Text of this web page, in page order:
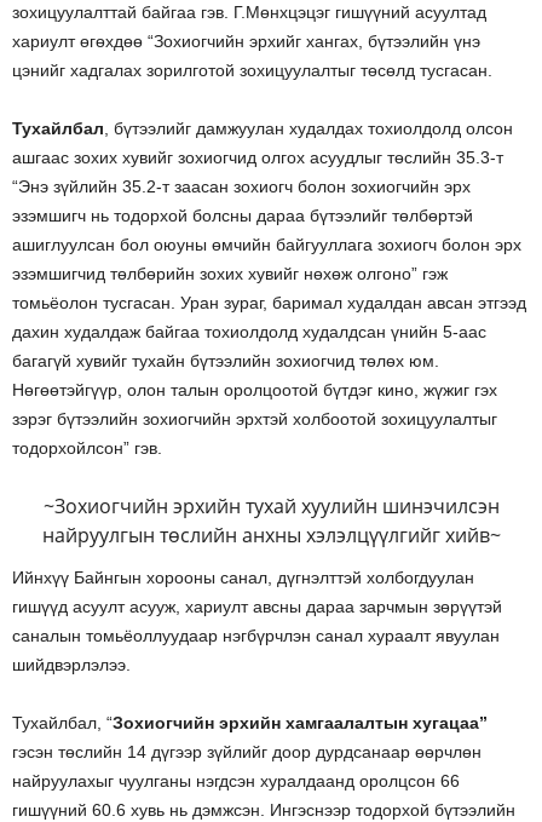
зохицуулалттай байгаа гэв. Г.Мөнхцэцэг гишүүний асуултад
хариулт өгөхдөө “Зохиогчийн эрхийг хангах, бүтээлийн үнэ
цэнийг хадгалах зорилготой зохицуулалтыг төсөлд тусгасан.
Тухайлбал , бүтээлийг дамжуулан худалдах тохиолдолд олсон
ашгаас зохих хувийг зохиогчид олгох асуудлыг төслийн 35.3-т
“Энэ зүйлийн 35.2-т заасан зохиогч болон зохиогчийн эрх
эзэмшигч нь тодорхой болсны дараа бүтээлийг төлбөртэй
ашиглуулсан бол оюуны өмчийн байгууллага зохиогч болон эрх
эзэмшигчид төлбөрийн зохих хувийг нөхөж олгоно” гэж
томьёолон тусгасан. Уран зураг, баримал худалдан авсан этгээд
дахин худалдаж байгаа тохиолдолд худалдсан үнийн 5-аас
багагүй хувийг тухайн бүтээлийн зохиогчид төлөх юм.
Нөгөөтэйгүүр, олон талын оролцоотой бүтдэг кино, жүжиг гэх
зэрэг бүтээлийн зохиогчийн эрхтэй холбоотой зохицуулалтыг
тодорхойлсон” гэв.
~Зохиогчийн эрхийн тухай хуулийн шинэчилсэн
найруулгын төслийн анхны хэлэлцүүлгийг хийв~
Ийнхүү Байнгын хорооны санал, дүгнэлттэй холбогдуулан
гишүүд асуулт асууж, хариулт авсны дараа зарчмын зөрүүтэй
саналын томьёоллуудаар нэгбүрчлэн санал хураалт явуулан
шийдвэрлэлээ.
Тухайлбал, “Зохиогчийн эрхийн хамгаалалтын хугацаа”
гэсэн төслийн 14 дүгээр зүйлийг доор дурдсанаар өөрчлөн
найруулахыг чуулганы нэгдсэн хуралдаанд оролцсон 66
гишүүний 60.6 хувь нь дэмжсэн. Ингэснээр тодорхой бүтээлийн